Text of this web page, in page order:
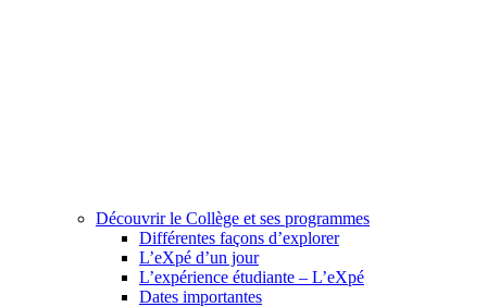
Découvrir le Collège et ses programmes
Différentes façons d’explorer
L’eXpé d’un jour
L’expérience étudiante – L’eXpé
Dates importantes